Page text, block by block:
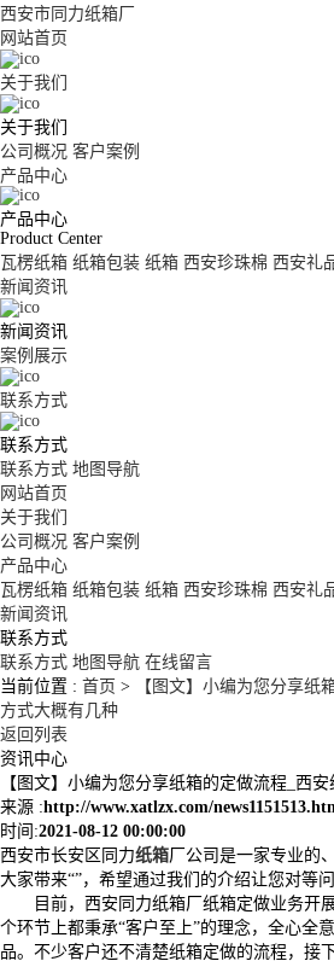
西安市同力纸箱厂
网站首页
关于我们
关于我们
公司概况 客户案例
产品中心
产品中心
Product Center
瓦楞纸箱 纸箱包装 纸箱 西安珍珠棉 西安礼
新闻资讯
新闻资讯
案例展示
联系方式
联系方式
联系方式 地图导航
网站首页
关于我们
公司概况 客户案例
产品中心
瓦楞纸箱 纸箱包装 纸箱 西安珍珠棉 西安礼
新闻资讯
联系方式
联系方式 地图导航 在线留言
当前位置 : 首页 >
【图文】小编为您分享纸
方式大概有几种
返回列表
资讯中心
【图文】小编为您分享纸箱的定做流程_西
来源 :http://www.xatlzx.com/
时间:2021-08-12 00:00:00
西安市长安区同力纸箱厂公司是一家专业的
大家带来“”，希望通过我们的介绍让您对等
目前，西安同力纸箱厂纸箱定做业务开
个环节上都秉承“客户至上”的理念，全心全
品。不少客户还不清楚纸箱定做的流程，接